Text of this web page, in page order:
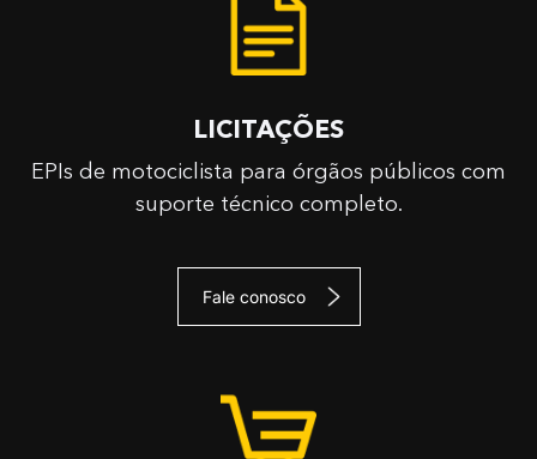
LICITAÇÕES
EPIs de motociclista para órgãos públicos com
suporte técnico completo.
Fale conosco